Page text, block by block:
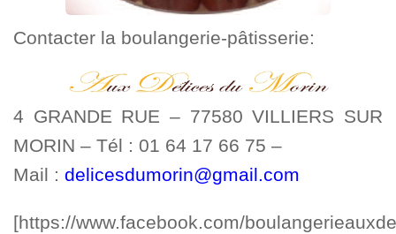
Contacter la boulangerie-pâtisserie:
4 GRANDE RUE – 77580 VILLIERS SUR
MORIN – Tél : 01 64 17 66 75 –
Mail : delicesdumorin@gmail.com
[https://www.facebook.com/